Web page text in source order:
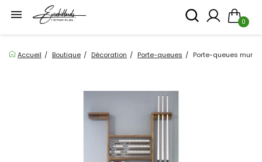

0
Accueil Boutique Décoration Porte-queues Porte-queues mural